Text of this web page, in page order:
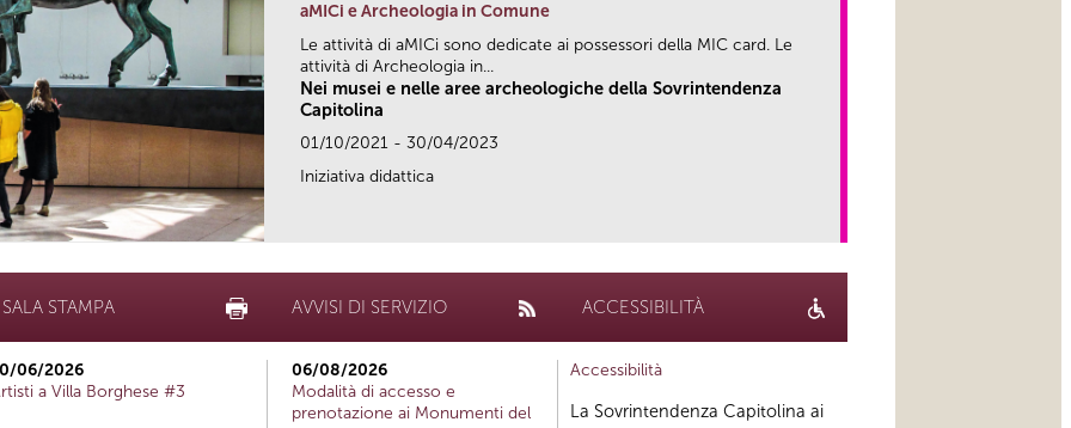
aMICi e Archeologia in Comune
Le attività di aMICi sono dedicate ai possessori della MIC card. Le
attività di Archeologia in...
Nei musei e nelle aree archeologiche della Sovrintendenza
Capitolina
01/10/2021 - 30/04/2023
Iniziativa didattica
SALA STAMPA
06/2026
a Villa Borghese #3
AVVISI DI SERVIZIO
06/08/2026
Modalità di accesso e
prenotazione ai Monumenti del
ACCESSIBILITÀ
Accessibilità
La Sovrintendenza Capitolina ai